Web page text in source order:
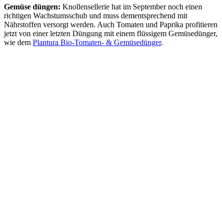
Gemüse düngen: Knollensellerie hat im September noch einen
richtigen Wachstumsschub und muss dementsprechend mit
Nährstoffen versorgt werden. Auch Tomaten und Paprika profitieren
jetzt von einer letzten Düngung mit einem flüssigem Gemüsedünger,
wie dem Plantura Bio-Tomaten- & Gemüsedünger.